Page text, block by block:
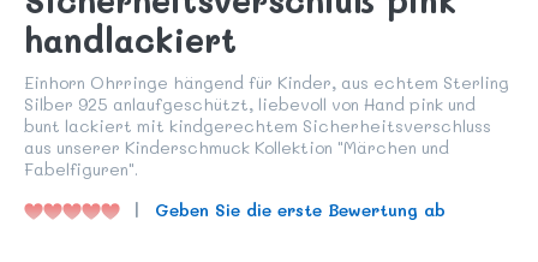
handlackiert
Einhorn Ohrringe hängend für Kinder, aus echtem Sterling
Silber 925 anlaufgeschützt, liebevoll von Hand pink und
bunt lackiert mit kindgerechtem Sicherheitsverschluss
aus unserer Kinderschmuck Kollektion "Märchen und
Fabelfiguren".
Geben Sie die erste Bewertung ab